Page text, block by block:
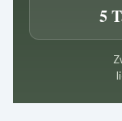
5